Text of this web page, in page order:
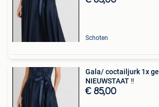
Schoten
Gala/ coctailjurk 1x
NIEUWSTAAT ‼️
€ 85,00